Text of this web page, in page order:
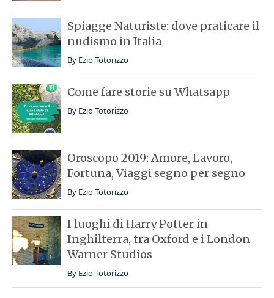
Spiagge Naturiste: dove praticare il
nudismo in Italia
By Ezio Totorizzo
Come fare storie su Whatsapp
By Ezio Totorizzo
Oroscopo 2019: Amore, Lavoro,
Fortuna, Viaggi segno per segno
By Ezio Totorizzo
I luoghi di Harry Potter in
Inghilterra, tra Oxford e i London
Warner Studios
By Ezio Totorizzo